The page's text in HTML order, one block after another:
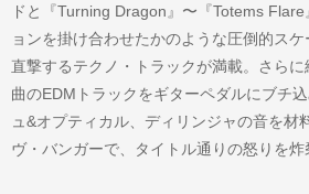
ドと『Turning Dragon』〜『Totems
ョンを掛け合わせたかのような圧倒的ス
直撃するテクノ・トラックが満載。さら
曲のEDMトラックをギターペダルにブチ
ュ&オプティカル、ディリンジャの音を材
ヴ・バンガーで、タイトル通りの怒りを炸